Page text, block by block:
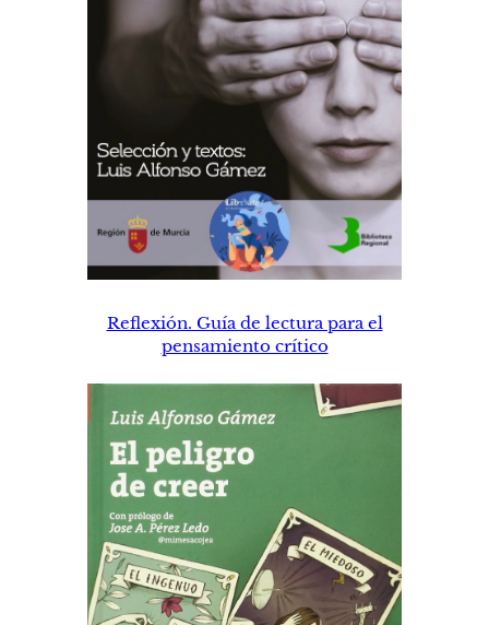
Reflexión. Guía de lectura para el
pensamiento crítico